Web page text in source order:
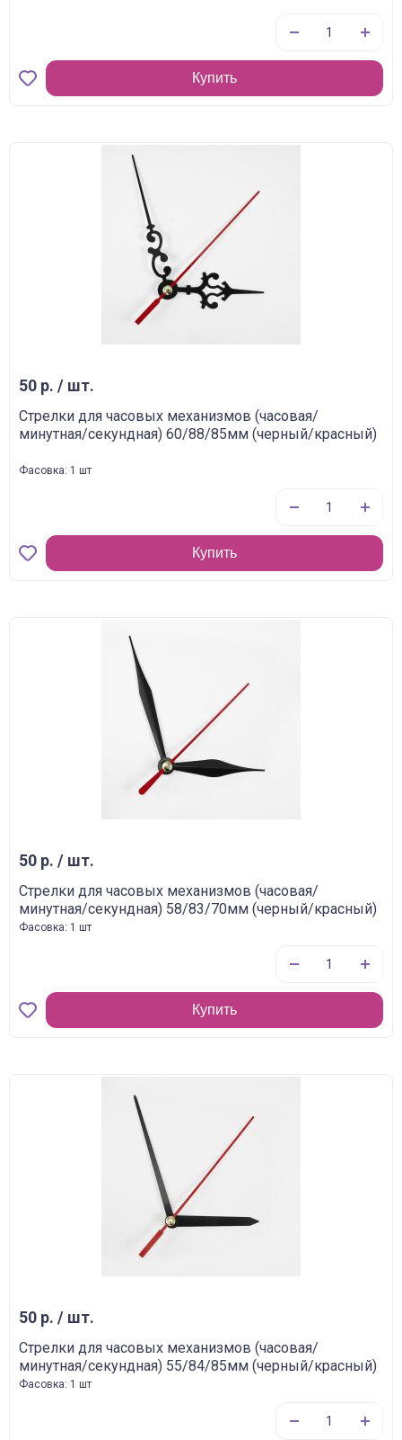
Купить
50 р. / шт.
Стрелки для часовых механизмов (часовая/
минутная/секундная) 60/88/85мм (черный/красный)
Фасовка: 1 шт
Купить
50 р. / шт.
Стрелки для часовых механизмов (часовая/
минутная/секундная) 58/83/70мм (черный/красный)
Фасовка: 1 шт
Купить
50 р. / шт.
Стрелки для часовых механизмов (часовая/
минутная/секундная) 55/84/85мм (черный/красный)
Фасовка: 1 шт